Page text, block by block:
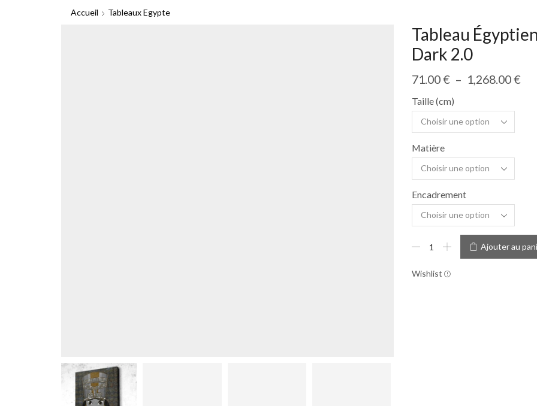
Accueil Tableaux Egypte
Tableau
Dark 2.0
71.00€ – 1,268.00€
Taille (cm)
Matière
Encadrement
Ajouter au
Wishlist